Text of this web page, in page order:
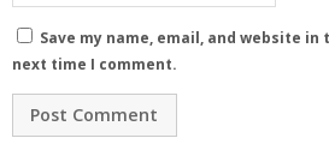
Save my name, email, and website
next time I comment.